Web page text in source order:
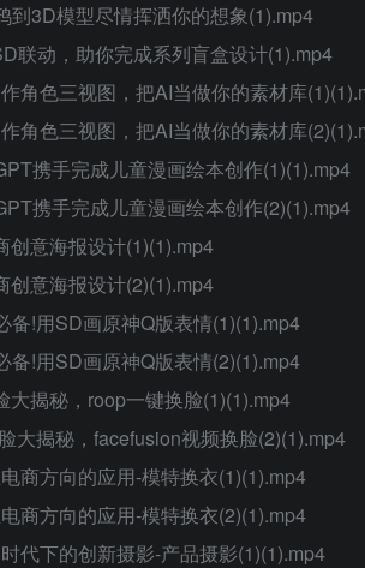
到3D模型尽情挥洒你的想象(1).mp4
联动，助你完成系列盲盒设计(1).mp4
角色三视图，把AI当做你的素材库
角色三视图，把AI当做你的素材库
携手完成儿童漫画绘本创作(1)(1).mp4
携手完成儿童漫画绘本创作(2)(1).mp4
创意海报设计(1)(1).mp4
创意海报设计(2)(1).mp4
备!用SD画原神Q版表情(1)(1).mp4
备!用SD画原神Q版表情(2)(1).mp4
大揭秘，roop一键换脸(1)(1).mp4
大揭秘，facefusion视频换脸(2)(1).mp4
商方向的应用-模特换衣(1)(1).mp4
商方向的应用-模特换衣(2)(1).mp4
代下的创新摄影-产品摄影(1)(1).mp4